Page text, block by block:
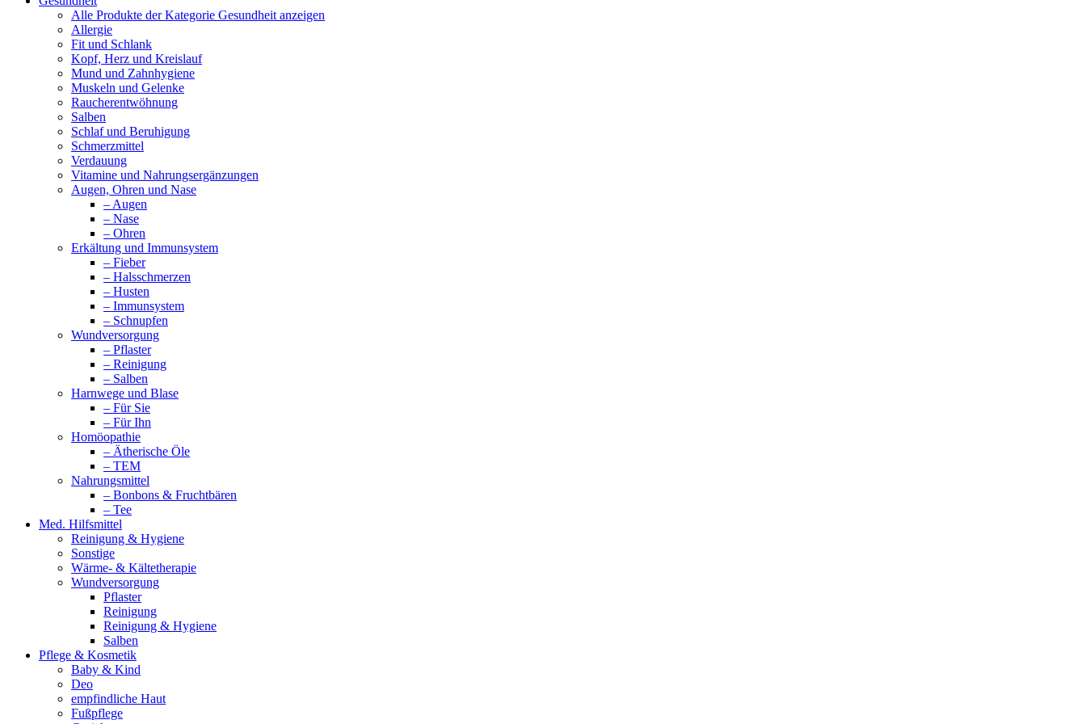
Alle Produkte der Kategorie Gesundheit anzeigen
Allergie
Fit und Schlank
Kopf, Herz und Kreislauf
Mund und Zahnhygiene
Muskeln und Gelenke
Raucherentwöhnung
Salben
Schlaf und Beruhigung
Schmerzmittel
Verdauung
Vitamine und Nahrungsergänzungen
Augen, Ohren und Nase
– Augen
– Nase
– Ohren
Erkältung und Immunsystem
– Fieber
– Halsschmerzen
– Husten
– Immunsystem
– Schnupfen
Wundversorgung
– Pflaster
– Reinigung
– Salben
Harnwege und Blase
– Für Sie
– Für Ihn
Homöopathie
– Ätherische Öle
– TEM
Nahrungsmittel
– Bonbons & Fruchtbären
– Tee
Med. Hilfsmittel
Reinigung & Hygiene
Sonstige
Wärme- & Kältetherapie
Wundversorgung
Pflaster
Reinigung
Reinigung & Hygiene
Salben
Pflege & Kosmetik
Baby & Kind
Deo
empfindliche Haut
Fußpflege